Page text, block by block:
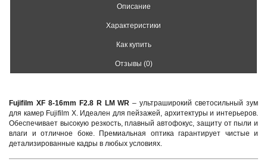
Описание
Характеристики
Как купить
Отзывы (0)
Fujifilm XF 8-16mm F2.8 R LM WR – ультраширокий светосильный зум
для камер Fujifilm X. Идеален для пейзажей, архитектуры и интерьеров.
Обеспечивает высокую резкость, плавный автофокус, защиту от пыли и
влаги и отличное боке. Премиальная оптика гарантирует чистые и
детализированные кадры в любых условиях.